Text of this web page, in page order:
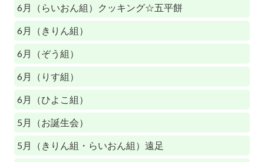
6月（らいおん組）クッキング☆五平餅
6月（きりん組）
6月（ぞう組）
6月（りす組）
6月（ひよこ組）
5月（お誕生会）
5月（きりん組・らいおん組）遠足